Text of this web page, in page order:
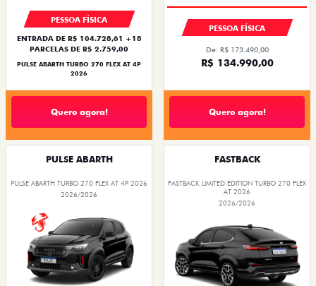
PESSOA FÍSICA
ENTRADA DE R$ 104.728,61 +18
PARCELAS DE R$ 2.759,00
PULSE ABARTH TURBO 270 FLEX AT 4P
2026
Quero agora!
PESSOA FÍSICA
De: R$ 173.490,00
R$ 134.990,00
Quero agora!
PULSE ABARTH
PULSE ABARTH TURBO 270 FLEX AT 4P 2026
2026/2026
FASTBACK
FASTBACK LIMITED EDITION TURBO 270 FLEX
AT 2026
2026/2026